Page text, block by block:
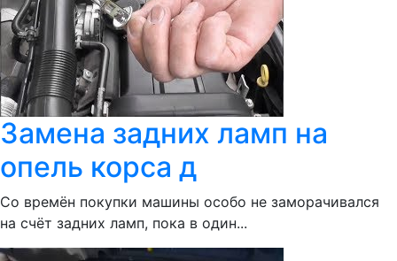
Замена задних ламп на
опель корса д
Со времён покупки машины особо не заморачивался
на счёт задних ламп, пока в один...